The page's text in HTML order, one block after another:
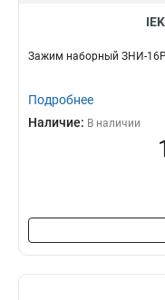
Зажим наборный ЗНИ-
Подробнее
Наличие: В наличии